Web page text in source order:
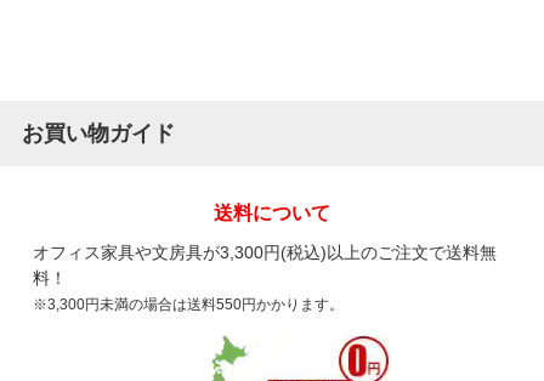
お買い物ガイド
送料について
オフィス家具や文房具が3,300円(税込)以上のご注文で送料無
料！
※3,300円未満の場合は送料550円かかります。